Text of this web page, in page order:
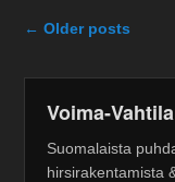
Post navigation
← Older posts
Voima-Vahtila
Suomalaista
hirsirakentamista